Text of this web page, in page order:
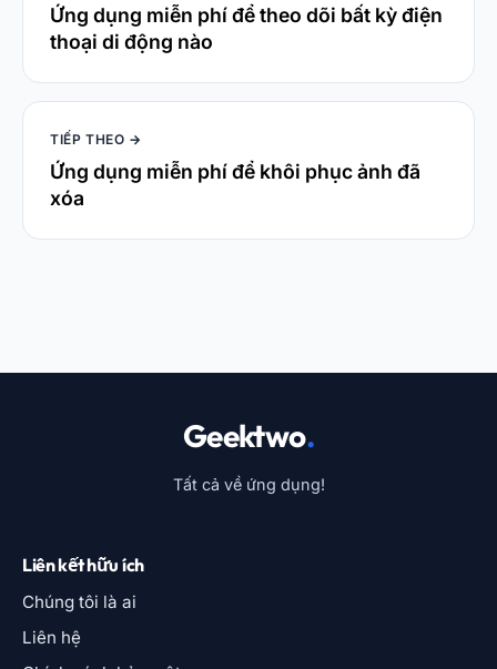
Ứng dụng miễn phí để theo dõi bất kỳ điện
thoại di động nào
TIẾP THEO →
Ứng dụng miễn phí để khôi phục ảnh đã
xóa
Geektwo.
Tất cả về ứng dụng!
Liên kết hữu ích
Chúng tôi là ai
Liên hệ